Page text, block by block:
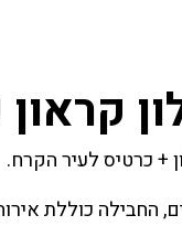
+ כרטיס לעיר הקרח.
החבילה כוללת